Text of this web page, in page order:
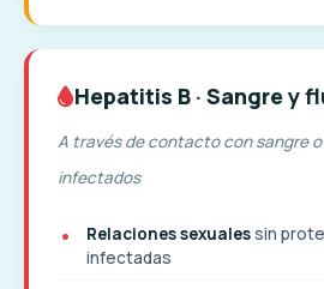
Hepatitis B · Sangre y
A través de contacto con sangre
infectados
Relaciones sexualessin
infectadas